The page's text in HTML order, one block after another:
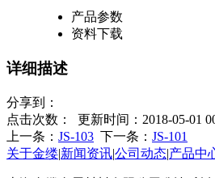
产品参数
资料下载
详细描述
分享到：
点击次数：
更新时间：2018-05-01
上一条： JS-103 下一条： JS-101
关于金缕|新闻资讯|公司动态|产品中